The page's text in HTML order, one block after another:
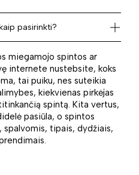
pasirinkti?
miegamojo spintos ar
internete nustebsite, koks
tai puiku, nes suteikia
kiekvienas pirkėjas
spintą. Kita vertus,
pasiūla, o spintos
spalvomis, tipais, dydžiais,